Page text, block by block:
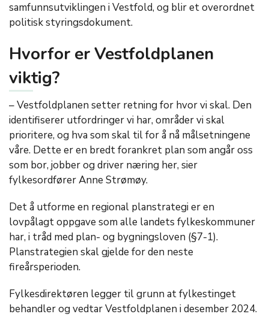
samfunnsutviklingen i Vestfold, og blir et overordnet
politisk styringsdokument.
Hvorfor er Vestfoldplanen
viktig?
– Vestfoldplanen setter retning for hvor vi skal. Den
identifiserer utfordringer vi har, områder vi skal
prioritere, og hva som skal til for å nå målsetningene
våre. Dette er en bredt forankret plan som angår oss
som bor, jobber og driver næring her, sier
fylkesordfører Anne Strømøy.
Det å utforme en regional planstrategi er en
lovpålagt oppgave som alle landets fylkeskommuner
har, i tråd med plan- og bygningsloven (§7-1).
Planstrategien skal gjelde for den neste
fireårsperioden.
Fylkesdirektøren legger til grunn at fylkestinget
behandler og vedtar Vestfoldplanen i desember 2024.